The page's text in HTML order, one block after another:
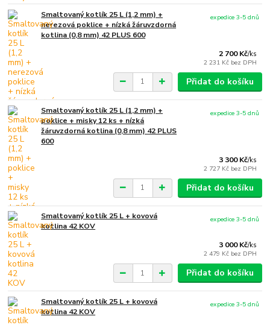
Smaltovaný kotlík 25 L (1,2 mm) +
nerezová poklice + nízká žáruvzdorná
kotlina (0,8 mm) 42 PLUS 600
2 700 Kč/ks
2 231 Kč bez DPH
expedice 3-5 dnů
Přidat do košíku
Smaltovaný kotlík 25 L (1,2 mm) +
poklice + misky 12 ks + nízká
žáruvzdorná kotlina (0,8 mm) 42 PLUS
600
3 300 Kč/ks
2 727 Kč bez DPH
expedice 3-5 dnů
Přidat do košíku
Smaltovaný kotlík 25 L + kovová
kotlina 42 KOV
3 000 Kč/ks
2 479 Kč bez DPH
expedice 3-5 dnů
Přidat do košíku
Smaltovaný kotlík 25 L + kovová
kotlina 42 KOV
expedice 3-5 dnů